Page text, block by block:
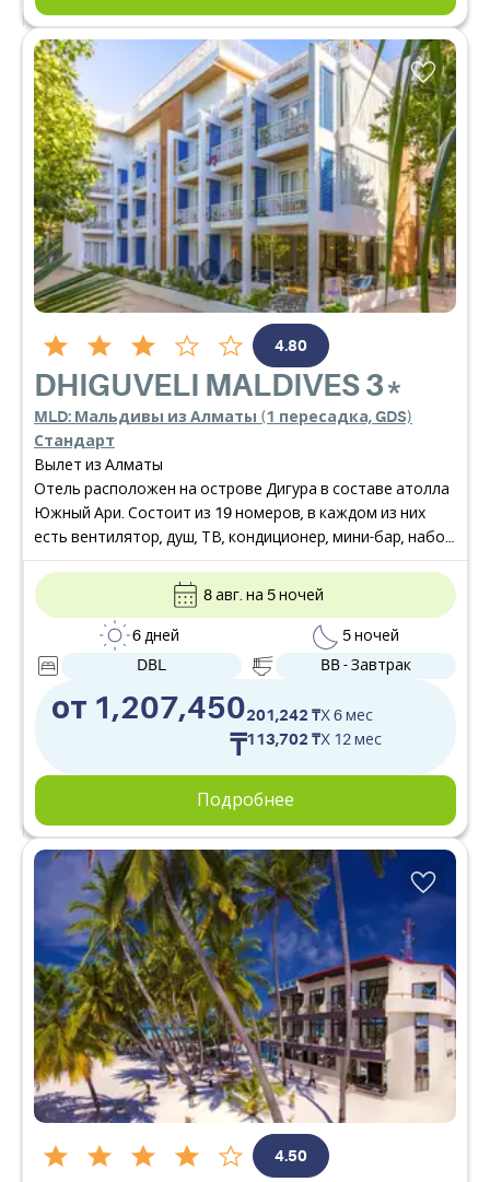
4.80
DHIGUVELI MALDIVES3*
MLD: Мальдивы из Алматы (1 пересадка, GDS)
Стандарт
Вылет из Алматы
Отель расположен на острове Дигура в составе атолла
Южный Ари. Состоит из 19 номеров, в каждом из них
есть вентилятор, душ, ТВ, кондиционер, мини-бар, набор
для чая и кофе. К услугам гостей ресторан, общий
лаундж и сад. В отеле доступен Wi-Fi.
от 1,207,450
₸
201,242 ₸X 6 мес
113,702 ₸X 12 мес
8 авг. на 5 ночей
6 дней
5 ночей
DBL
BB - Завтрак
Подробнее
4.50